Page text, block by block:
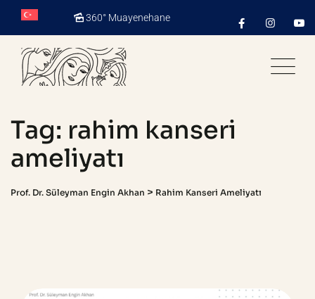
360° Muayenehane
Tag: rahim kanseri
ameliyatı
Prof. Dr. Süleyman Engin Akhan > Rahim Kanseri Ameliyatı